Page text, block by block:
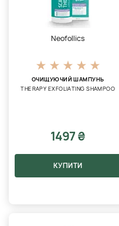
Neofollics
ОЧИЩУЮЧИЙ ШАМПУНЬ
THERAPY EXFOLIATING SHAMPOO
1497 ₴
КУПИТИ